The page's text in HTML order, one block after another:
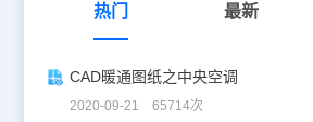
热门 最新
CAD暖通图纸之中央空调
2020-09-21 65714次